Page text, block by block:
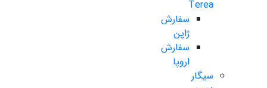
Terea
سفارش
ژاپن
سفارش
اروپا
سیگار